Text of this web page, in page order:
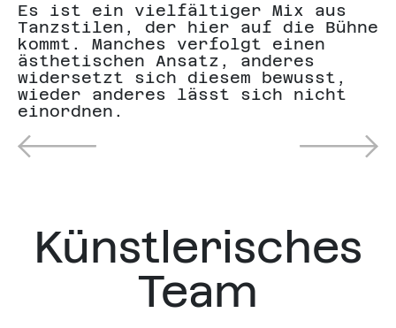
Es ist ein vielfältiger Mix aus
Tanzstilen, der hier auf die Bühne
kommt. Manches verfolgt einen
ästhetischen Ansatz, anderes
widersetzt sich diesem bewusst,
wieder anderes lässt sich nicht
einordnen.
Künstlerisches
Team